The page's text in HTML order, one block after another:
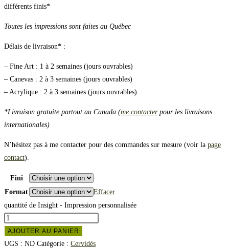
différents finis*
Toutes les impressions sont faites au Québec
Délais de livraison* :
– Fine Art : 1 à 2 semaines (jours ouvrables)
– Canevas : 2 à 3 semaines (jours ouvrables)
– Acrylique : 2 à 3 semaines (jours ouvrables)
*Livraison gratuite partout au Canada (me contacterpour les livraisons
internationales)
N’hésitez pas à me contacter pour des commandes sur mesure (voir la page
contact).
Fini
Format
Effacer
quantité de Insight - Impression personnalisée
AJOUTER AU PANIER
UGS : ND Catégorie : Cervidés